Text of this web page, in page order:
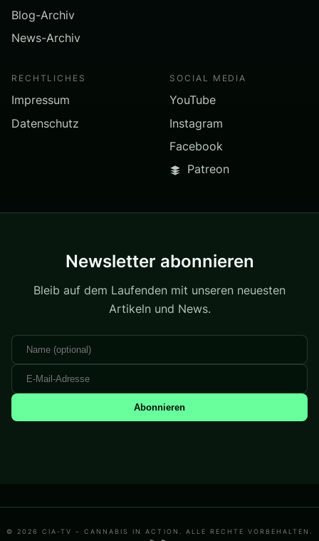
Blog-Archiv
News-Archiv
RECHTLICHES
Impressum
Datenschutz
SOCIAL MEDIA
YouTube
Instagram
Facebook
Patreon
Newsletter abonnieren
Bleib auf dem Laufenden mit unseren neuesten
Artikeln und News.
Abonnieren
© 2026 CIA-TV – CANNABIS IN ACTION. ALLE RECHTE VORBEHALTEN.